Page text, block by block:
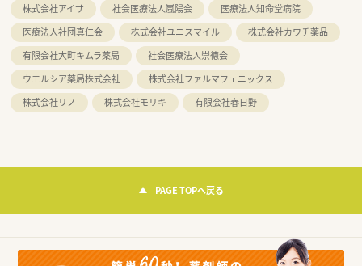
株式会社アイサ
社会医療法人嵐陽会
医療法人知命堂病院
医療法人社団真仁会
株式会社ユニスマイル
株式会社カワチ薬品
有限会社大町キムラ薬局
社会医療法人崇徳会
ウエルシア薬局株式会社
株式会社ファルマフェニックス
株式会社リノ
株式会社モリキ 有限会社春日野
PAGE TOPへ戻る